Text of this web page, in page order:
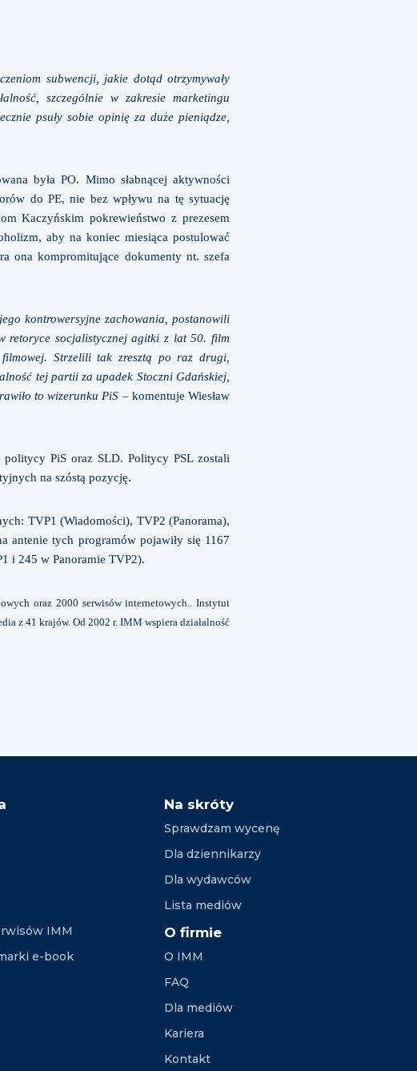
subwencji, jakie dotąd otrzymywały
szczególnie w zakresie marketingu
psuły sobie opinię za duże pieniądze,
była PO. Mimo słabnącej aktywności
do PE, nie bez wpływu na tę sytuację
Kaczyńskim pokrewieństwo z prezesem
aby na koniec miesiąca postulować
ona kompromitujące dokumenty nt. szefa
kontrowersyjne zachowania, postanowili
retoryce socjalistycznej agitki z lat 50. film
Strzelili tak zresztą po raz drugi,
tej partii za upadek Stoczni Gdańskiej,
to wizerunku PiS – komentuje Wiesław
PiS oraz SLD. Politycy PSL zostali
na szóstą pozycję.
TVP1 (Wiadomości), TVP2 (Panorama),
tych programów pojawiły się 1167
i 245 w Panoramie TVP2).
oraz 2000 serwisów internetowych.. Instytut
z 41 krajów. Od 2002 r. IMM wspiera działalność
IMM
e-book
Na skróty
Sprawdzam wycenę
Dla dziennikarzy
Dla wydawców
Lista mediów
O firmie
O IMM
FAQ
Dla mediów
Kariera
Kontakt